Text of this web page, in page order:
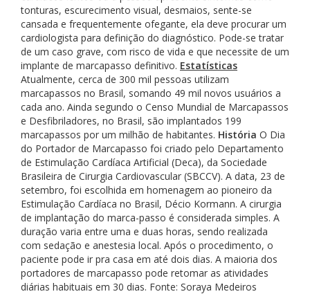
tonturas, escurecimento visual, desmaios, sente-se
cansada e frequentemente ofegante, ela deve procurar um
cardiologista para definição do diagnóstico. Pode-se tratar
de um caso grave, com risco de vida e que necessite de um
implante de marcapasso definitivo. Estatísticas
Atualmente, cerca de 300 mil pessoas utilizam
marcapassos no Brasil, somando 49 mil novos usuários a
cada ano. Ainda segundo o Censo Mundial de Marcapassos
e Desfibriladores, no Brasil, são implantados 199
marcapassos por um milhão de habitantes. História O Dia
do Portador de Marcapasso foi criado pelo Departamento
de Estimulação Cardíaca Artificial (Deca), da Sociedade
Brasileira de Cirurgia Cardiovascular (SBCCV). A data, 23 de
setembro, foi escolhida em homenagem ao pioneiro da
Estimulação Cardíaca no Brasil, Décio Kormann. A cirurgia
de implantação do marca-passo é considerada simples. A
duração varia entre uma e duas horas, sendo realizada
com sedação e anestesia local. Após o procedimento, o
paciente pode ir pra casa em até dois dias. A maioria dos
portadores de marcapasso pode retomar as atividades
diárias habituais em 30 dias. Fonte: Soraya Medeiros